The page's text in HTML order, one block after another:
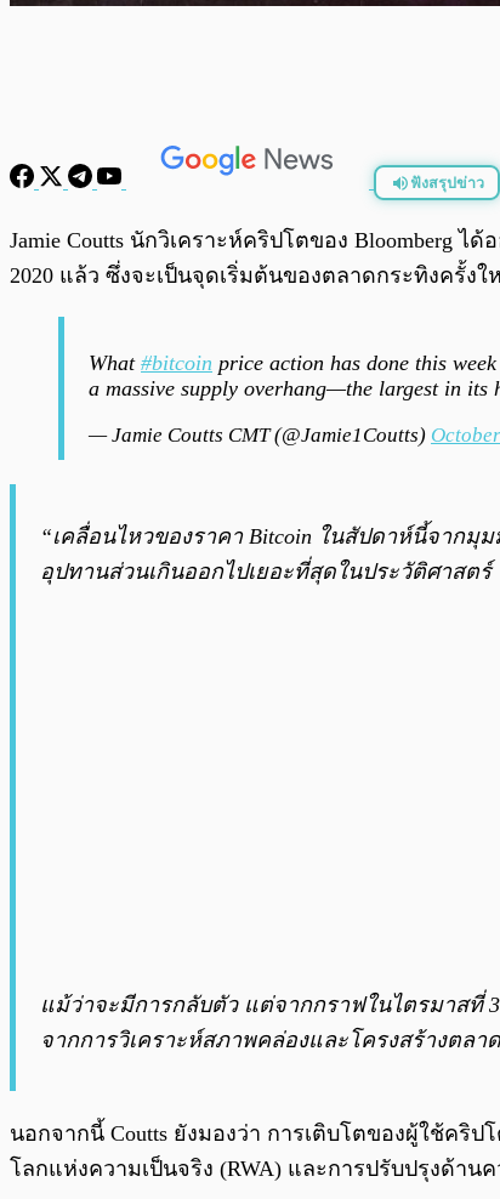
ฟังสรุปข่าว
พร้อมเล่น
Jamie Coutts นักวิเคราะห์คริปโตของ Bloomberg
2020 แล้ว ซึ่งจะเป็นจุดเริ่มต้นของตลาดกระทิงครั้งใ
What #bitcoin price action has done this
a massive supply overhang—the largest in
— Jamie Coutts CMT (@Jamie1Coutts)
“เคลื่อนไหวของราคา Bitcoin ในสัปดาห์นี้จากมุ
อุปทานส่วนเกินออกไปเยอะที่สุดในประวัติศาสตร์
แม้ว่าจะมีการกลับตัว แต่จากกราฟในไตรมาสที่
จากการวิเคราะห์สภาพคล่องและโครงสร้างตลา
นอกจากนี้ Coutts ยังมองว่า การเติบโตของผู้ใช้คริ
โลกแห่งความเป็นจริง (RWA) และการปรับปรุงด้าน